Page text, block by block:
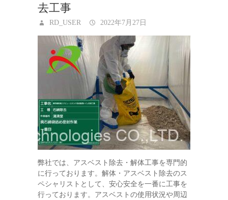
去工事
RD_USER 2022年7月27日
弊社では、アスベスト除去・解体工事を専門的
に行っております。解体・アスベスト除去のス
ペシャリストとして、安心安全を一番に工事を
行っております。アスベストの使用状況や周辺